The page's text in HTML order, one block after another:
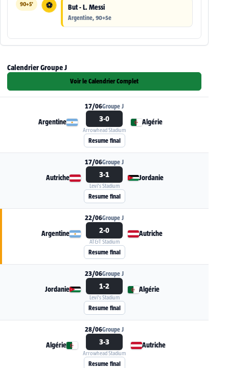
90+5' ⚽ But - L. Messi
Argentine, 90+5e
Calendrier Groupe J
Voir le Calendrier Complet
Voir la fiche du match Argentine - Algérie
17/06Groupe J
Argentine 3-0
Arrowhead Stadium
Algérie
Resume final
Voir la fiche du match Autriche - Jordanie
17/06Groupe J
Autriche 3-1
Levi's Stadium
Jordanie
Resume final
Voir la fiche du match Argentine - Autriche
22/06Groupe J
Argentine 2-0
AT&T Stadium
Autriche
Resume final
Voir la fiche du match Jordanie - Algérie
23/06Groupe J
Jordanie 1-2
Levi's Stadium
Algérie
Resume final
Voir la fiche du match Algérie - Autriche
28/06Groupe J
Algérie 3-3
Arrowhead Stadium
Autriche
Resume final